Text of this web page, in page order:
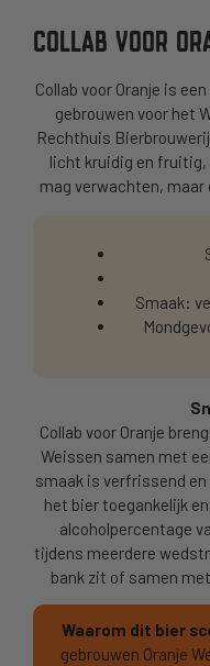
COLLAB VOOR
Collab voor Oranje is
gebrouwen voor het
Rechthuis
licht kruidig en fruitig,
mag verwachten,
Smaak:
Collab voor Oranje
Weissen samen met
smaak is verfrissend
het bier toegankelijk
alcoholpercentage
tijdens meerdere
bank zit of samen
Waarom dit bier
gebrouwen Oranje